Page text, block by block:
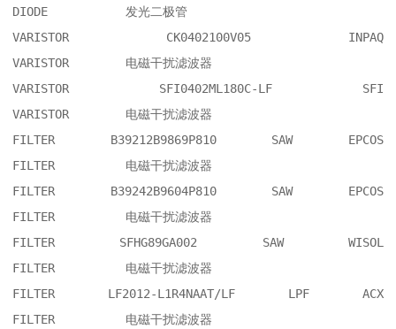
DIODE     	发光二极管
VARISTOR CK0402100V05 INPAQ
VARISTOR  	电磁干扰滤波器
VARISTOR SFI0402ML180C-LF SFI
VARISTOR  	电磁干扰滤波器
FILTER B39212B9869P810 SAW EPCOS
FILTER    	电磁干扰滤波器
FILTER B39242B9604P810 SAW EPCOS
FILTER    	电磁干扰滤波器
FILTER SFHG89GA002 SAW WISOL
FILTER    	电磁干扰滤波器
FILTER LF2012-L1R4NAAT/LF LPF ACX
FILTER    	电磁干扰滤波器